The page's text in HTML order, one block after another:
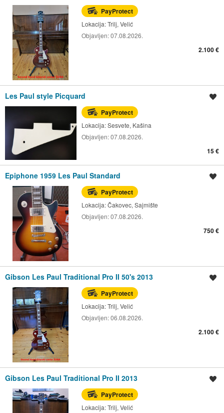
PayProtect
Lokacija:Trilj, Velić
Objavljen:07.08.2026.
2.100 €
Les Paul style Picquard
PayProtect
Lokacija:Sesvete, Kašina
Objavljen:07.08.2026.
15 €
Epiphone 1959 Les Paul Standard
PayProtect
Lokacija:Čakovec, Sajmište
Objavljen:07.08.2026.
750 €
Gibson Les Paul Traditional Pro II 50's 2013
PayProtect
Lokacija:Trilj, Velić
Objavljen:06.08.2026.
2.100 €
Gibson Les Paul Traditional Pro II 2013
PayProtect
Lokacija:Trilj, Velić